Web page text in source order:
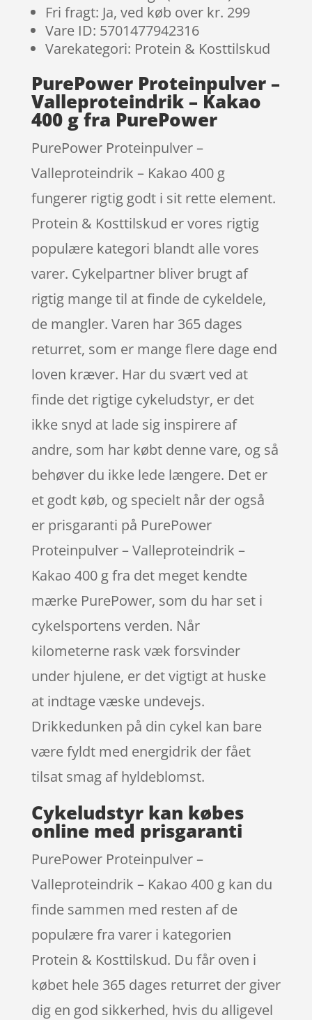
Fri fragt: Ja, ved køb over kr. 299
Vare ID: 5701477942316
Varekategori: Protein & Kosttilskud
PurePower Proteinpulver –
Valleproteindrik – Kakao
400 g fra PurePower
PurePower Proteinpulver –
Valleproteindrik – Kakao 400 g
fungerer rigtig godt i sit rette element.
Protein & Kosttilskud er vores rigtig
populære kategori blandt alle vores
varer. Cykelpartner bliver brugt af
rigtig mange til at finde de cykeldele,
de mangler. Varen har 365 dages
returret, som er mange flere dage end
loven kræver. Har du svært ved at
finde det rigtige cykeludstyr, er det
ikke snyd at lade sig inspirere af
andre, som har købt denne vare, og så
behøver du ikke lede længere. Det er
et godt køb, og specielt når der også
er prisgaranti på PurePower
Proteinpulver – Valleproteindrik –
Kakao 400 g fra det meget kendte
mærke PurePower, som du har set i
cykelsportens verden. Når
kilometerne rask væk forsvinder
under hjulene, er det vigtigt at huske
at indtage væske undevejs.
Drikkedunken på din cykel kan bare
være fyldt med energidrik der fået
tilsat smag af hyldeblomst.
Cykeludstyr kan købes
online med prisgaranti
PurePower Proteinpulver –
Valleproteindrik – Kakao 400 g kan du
finde sammen med resten af de
populære fra varer i kategorien
Protein & Kosttilskud. Du får oven i
købet hele 365 dages returret der giver
dig en god sikkerhed, hvis du alligevel